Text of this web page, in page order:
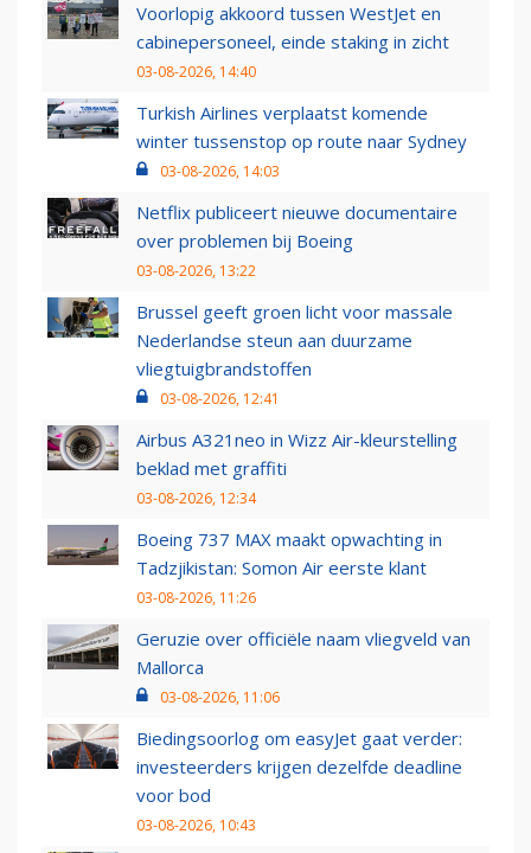
Voorlopig akkoord tussen WestJet en
cabinepersoneel, einde staking in zicht
03-08-2026, 14:40
Turkish Airlines verplaatst komende
winter tussenstop op route naar Sydney
03-08-2026, 14:03
Netflix publiceert nieuwe documentaire
over problemen bij Boeing
03-08-2026, 13:22
Brussel geeft groen licht voor massale
Nederlandse steun aan duurzame
vliegtuigbrandstoffen
03-08-2026, 12:41
Airbus A321neo in Wizz Air-kleurstelling
beklad met graffiti
03-08-2026, 12:34
Boeing 737 MAX maakt opwachting in
Tadzjikistan: Somon Air eerste klant
03-08-2026, 11:26
Geruzie over officiële naam vliegveld van
Mallorca
03-08-2026, 11:06
Biedingsoorlog om easyJet gaat verder:
investeerders krijgen dezelfde deadline
voor bod
03-08-2026, 10:43